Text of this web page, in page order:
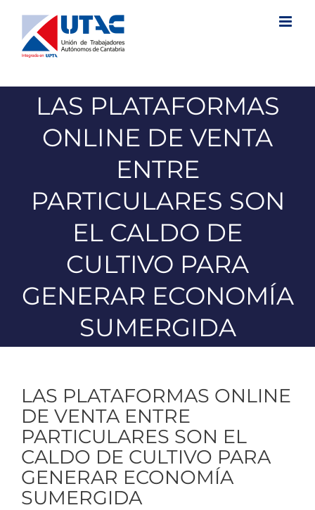
contenido
LAS PLATAFORMAS
ONLINE DE VENTA
ENTRE
PARTICULARES SON
EL CALDO DE
CULTIVO PARA
GENERAR ECONOMÍA
SUMERGIDA
LAS PLATAFORMAS ONLINE
DE VENTA ENTRE
PARTICULARES SON EL
CALDO DE CULTIVO PARA
GENERAR ECONOMÍA
SUMERGIDA